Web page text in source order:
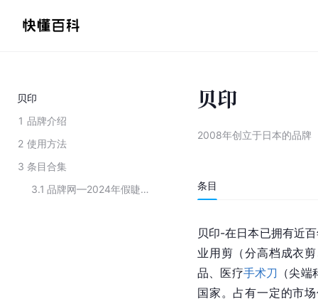
贝印
1 品牌介绍
2 使用方法
3 条目合集
3.1
品牌网—2024年假睫毛品牌榜TOP10
贝印
2008年创立于日本的品牌
条目
贝印-在日本已拥有近
业用剪（分高档成衣
品、医疗手术刀 （尖
国家。占有一定的市